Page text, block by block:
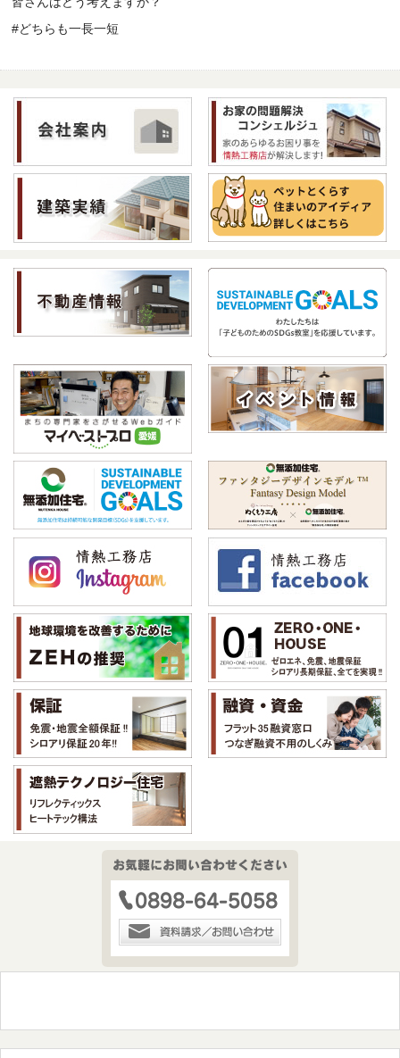
#どちらも一長一短